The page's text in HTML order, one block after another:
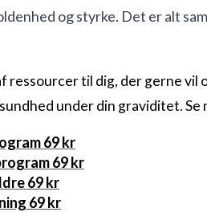
og styrke. Det er alt
ressourcer til dig, der gerne
under din graviditet. Se
69 kr
69 kr
69 kr
69 kr